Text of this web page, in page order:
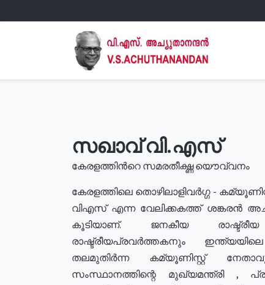
സഖാവ് വി.എസ്
കേരളത്തിൻറെ സമരതീക്ഷ്ണ യൌവ്വനം
കേരളത്തിലെ തൊഴിലാളിവർഗ്ഗ -
വിഎസ് എന്ന വേലിക്കകത്ത് ശങ്കരൻ
കൂടിയാണ്. ജനകീയ
രാഷ്ട്രീയപ്രവർത്തകനും ഇന്ത്യയിലെ
തലമുതിർന്ന കമ്യൂണിസ്റ്റ്
സംസ്ഥാനത്തിന്റെ മുഖ്യമന്ത്രി ,